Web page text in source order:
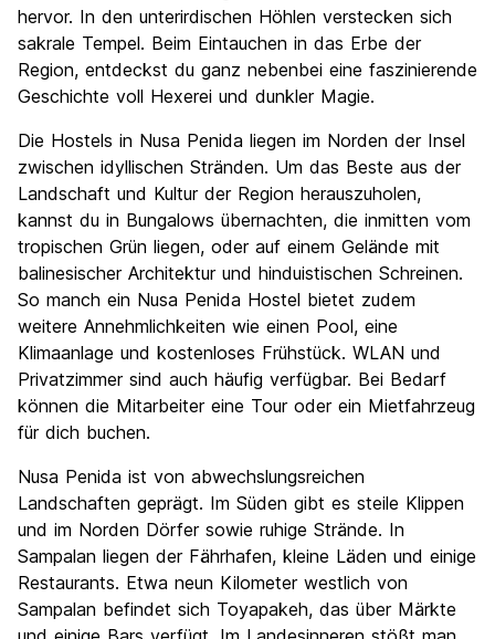
hervor. In den unterirdischen Höhlen verstecken sich
sakrale Tempel. Beim Eintauchen in das Erbe der
Region, entdeckst du ganz nebenbei eine faszinierende
Geschichte voll Hexerei und dunkler Magie.
Die Hostels in Nusa Penida liegen im Norden der Insel
zwischen idyllischen Stränden. Um das Beste aus der
Landschaft und Kultur der Region herauszuholen,
kannst du in Bungalows übernachten, die inmitten vom
tropischen Grün liegen, oder auf einem Gelände mit
balinesischer Architektur und hinduistischen Schreinen.
So manch ein Nusa Penida Hostel bietet zudem
weitere Annehmlichkeiten wie einen Pool, eine
Klimaanlage und kostenloses Frühstück. WLAN und
Privatzimmer sind auch häufig verfügbar. Bei Bedarf
können die Mitarbeiter eine Tour oder ein Mietfahrzeug
für dich buchen.
Nusa Penida ist von abwechslungsreichen
Landschaften geprägt. Im Süden gibt es steile Klippen
und im Norden Dörfer sowie ruhige Strände. In
Sampalan liegen der Fährhafen, kleine Läden und einige
Restaurants. Etwa neun Kilometer westlich von
Sampalan befindet sich Toyapakeh, das über Märkte